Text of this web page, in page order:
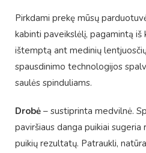
Pirkdami prekę mūsų
kabinti paveikslėlį, pagamintą iš
ištemptą ant medinių
spausdinimo technologijos
saulės spinduliams.
Drobė – sustiprinta medvilnė.
paviršiaus danga puikiai sugeria
puikių rezultatų. Patraukli,